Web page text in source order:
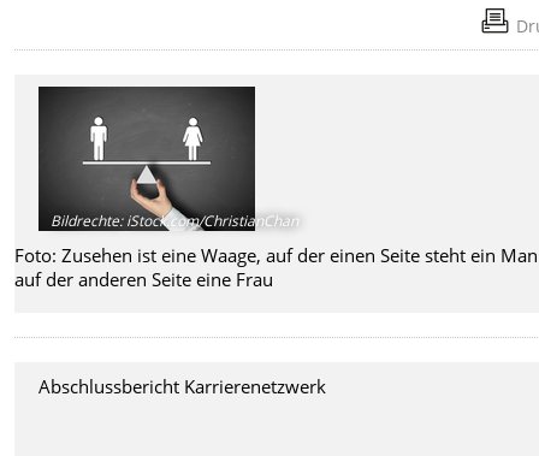
Bildrechte:iStock.com/ChristianChan
Foto: Zusehen ist eine Waage, auf der einen Seite steht ein
auf der anderen Seite eine Frau
Abschlussbericht Karrierenetzwerk